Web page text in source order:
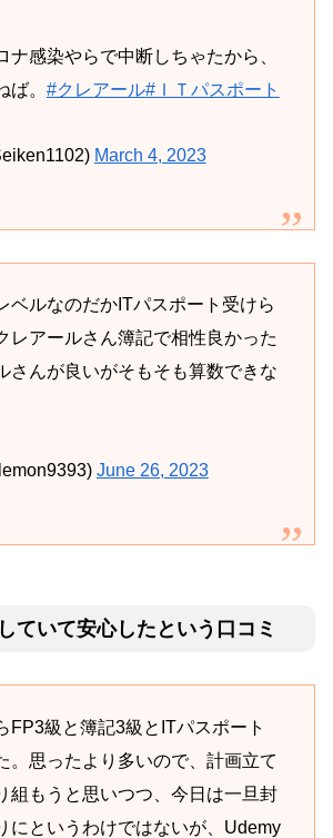
ナ感染やらで中断しちゃたから、
ば。 #クレアール#ＩＴパスポート
March 4, 2023
ベルなのだかITパスポート受けら
レアールさん簿記で相性良かった
さんが良いがそもそも算数できな
June 26, 2023
ていて安心したという口コミ
FP3級と簿記3級とITパスポート
。思ったより多いので、計画立て
組もうと思いつつ、今日は一旦封
にというわけではないが、Udemy